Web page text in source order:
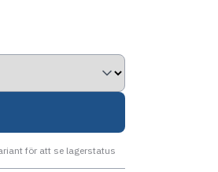
för att se lagerstatus